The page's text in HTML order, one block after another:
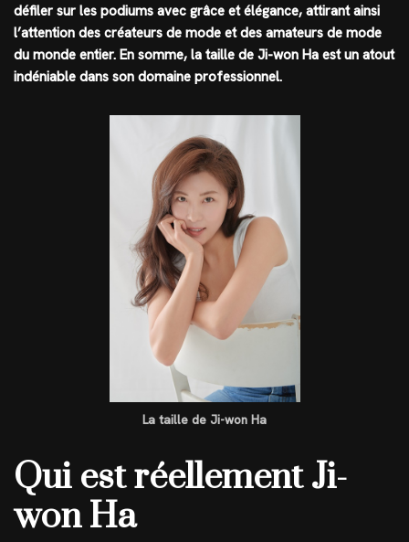
défiler sur les podiums avec grâce et élégance, attirant ainsi
l’attention des créateurs de mode et des amateurs de mode
du monde entier. En somme, la taille de Ji-won Ha est un atout
indéniable dans son domaine professionnel.
La taille de Ji-won Ha
Qui est réellement Ji-
won Ha